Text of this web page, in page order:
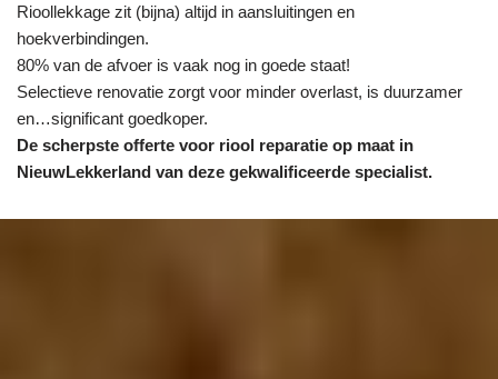
Rioollekkage zit (bijna) altijd in aansluitingen en
hoekverbindingen.
80% van de afvoer is vaak nog in goede staat!
Selectieve renovatie zorgt voor minder overlast, is duurzamer
en…significant goedkoper.
De scherpste offerte voor riool reparatie op maat in
NieuwLekkerland van deze gekwalificeerde specialist.